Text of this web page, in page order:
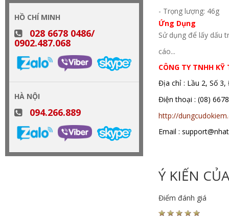
- Trọng lượng: 46g
Ứng Dụng
Sử dụng để lấy dấu
cáo...
CÔNG TY TNHH
Địa chỉ : Lầu 2, Số
Điện thoại : (08)
http://
Email :
Ý KIẾN
Điểm đánh giá
HỒ CHÍ MINH
028 6678 0486/
0902.487.068
HÀ NỘI
094.266.889